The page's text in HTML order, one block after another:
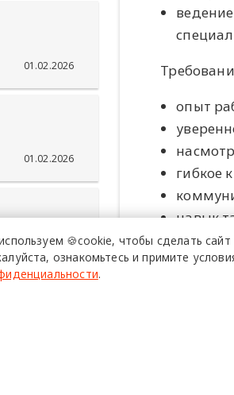
01.02.2026
01.02.2026
10.01.2026
опыт
гибкое
навык
опыт
🍪cookie, чтобы сделать сайт
ознакомьтесь и примите
.